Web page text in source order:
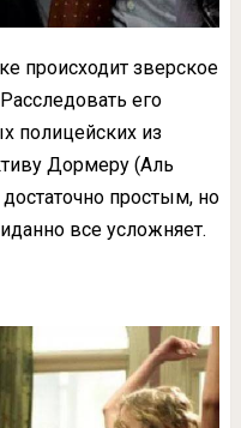
происходит зверское
его
полицейских из
Дормеру (Аль
простым, но
все усложняет.